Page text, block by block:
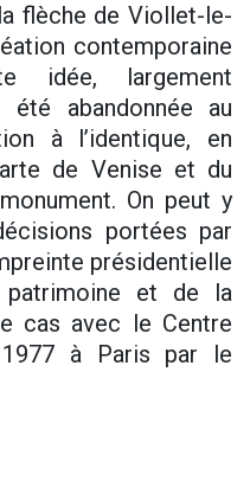
flèche de Viollet-le-
contemporaine
idée, largement
été abandonnée au
à l’identique, en
de Venise et du
On peut y
portées par
présidentielle
et de la
cas avec le Centre
1977 à Paris par le